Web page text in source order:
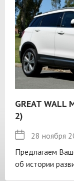
GREAT
2)
28 ноября
Предлагаем
об истории